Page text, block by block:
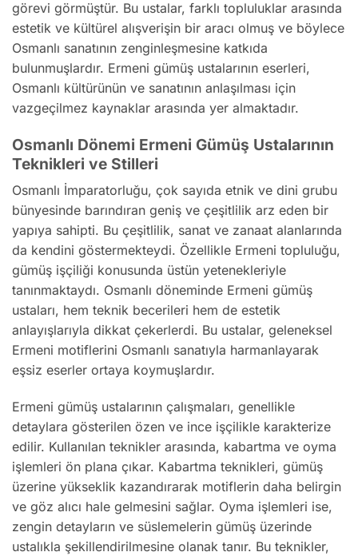
görevi görmüştür. Bu ustalar, farklı topluluklar arasında
estetik ve kültürel alışverişin bir aracı olmuş ve böylece
Osmanlı sanatının zenginleşmesine katkıda
bulunmuşlardır. Ermeni gümüş ustalarının eserleri,
Osmanlı kültürünün ve sanatının anlaşılması için
vazgeçilmez kaynaklar arasında yer almaktadır.
Osmanlı Dönemi Ermeni Gümüş Ustalarının
Teknikleri ve Stilleri
Osmanlı İmparatorluğu, çok sayıda etnik ve dini grubu
bünyesinde barındıran geniş ve çeşitlilik arz eden bir
yapıya sahipti. Bu çeşitlilik, sanat ve zanaat alanlarında
da kendini göstermekteydi. Özellikle Ermeni topluluğu,
gümüş işçiliği konusunda üstün yetenekleriyle
tanınmaktaydı. Osmanlı döneminde Ermeni gümüş
ustaları, hem teknik becerileri hem de estetik
anlayışlarıyla dikkat çekerlerdi. Bu ustalar, geleneksel
Ermeni motiflerini Osmanlı sanatıyla harmanlayarak
eşsiz eserler ortaya koymuşlardır.
Ermeni gümüş ustalarının çalışmaları, genellikle
detaylara gösterilen özen ve ince işçilikle karakterize
edilir. Kullanılan teknikler arasında, kabartma ve oyma
işlemleri ön plana çıkar. Kabartma teknikleri, gümüş
üzerine yükseklik kazandırarak motiflerin daha belirgin
ve göz alıcı hale gelmesini sağlar. Oyma işlemleri ise,
zengin detayların ve süslemelerin gümüş üzerinde
ustalıkla şekillendirilmesine olanak tanır. Bu teknikler,